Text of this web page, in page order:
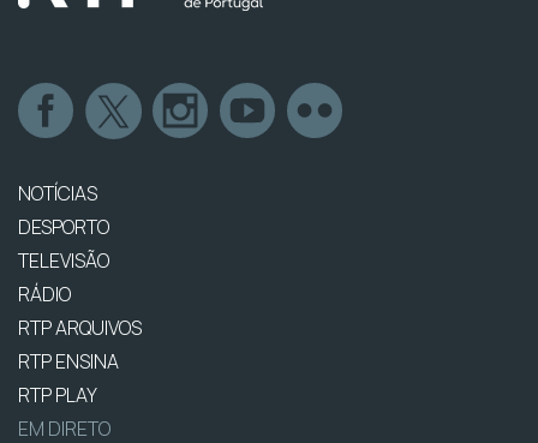
NOTÍCIAS
DESPORTO
TELEVISÃO
RÁDIO
RTP ARQUIVOS
RTP ENSINA
RTP PLAY
EM DIRETO